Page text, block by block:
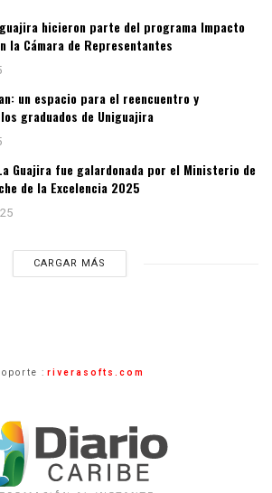
hicieron parte del programa Impacto
la Cámara de Representantes
un espacio para el reencuentro y
graduados de Uniguajira
Guajira fue galardonada por el Ministerio de
de la Excelencia 2025
CARGAR MÁS
: riverasofts.com